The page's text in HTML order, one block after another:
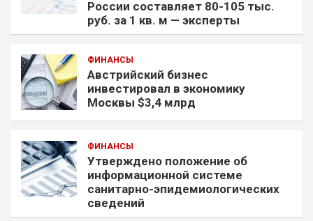
России составляет 80-105 тыс.
руб. за 1 кв. м — эксперты
ФИНАНСЫ
Австрийский бизнес
инвестировал в экономику
Москвы $3,4 млрд
ФИНАНСЫ
Утверждено положение об
информационной системе
санитарно-эпидемиологических
сведений